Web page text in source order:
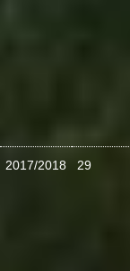
2017/2018 29